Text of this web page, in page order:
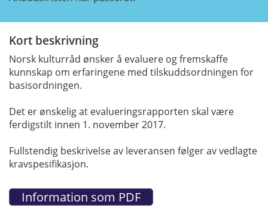
Kort beskrivning
Norsk kulturråd ønsker å evaluere og fremskaffe
kunnskap om erfaringene med tilskuddsordningen for
basisordningen.
Det er ønskelig at evalueringsrapporten skal være
ferdigstilt innen 1. november 2017.
Fullstendig beskrivelse av leveransen følger av vedlagte
kravspesifikasjon.